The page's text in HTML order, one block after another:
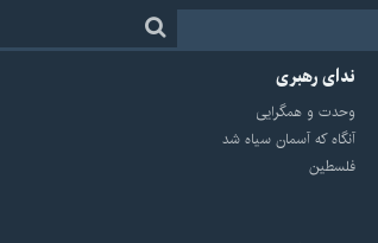
ندای رهبری
وحدت و همگرایی
آنگاه که آسمان سیاه شد
فلسطین